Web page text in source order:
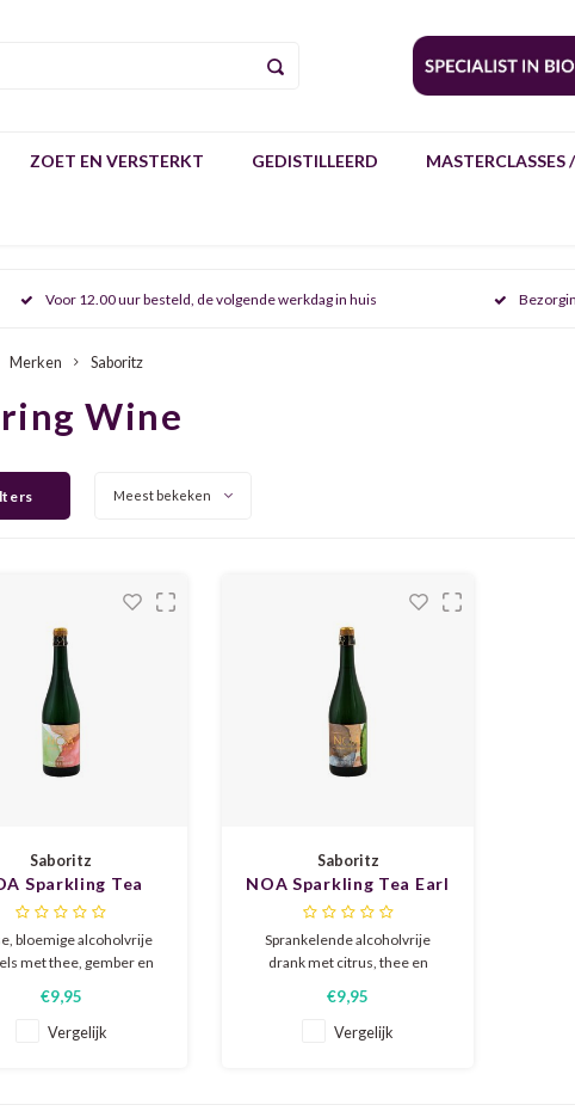
ZOET EN VERSTERKT GEDISTILLEERD MASTERCLASSES
Voor 12.00 uur besteld, de volgende werkdag in huis
Merken Saboritz
Wine
Meest bekeken
Saboritz
Sparkling Tea
& Jasmine
bloemige alcoholvrije
met thee, gember en
alcoholvrije
op basis van geïnfuseerde
€9,95
Vergelijk
Saboritz
NOA Sparkling Tea Earl
Grey & Citrus
Sprankelende alcoholvrije
drank met citrus, thee en
€9,95
Vergelijk